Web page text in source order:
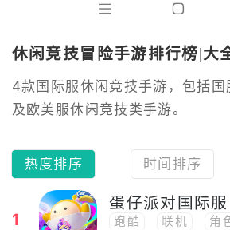
休闲竞技冒险手游排行榜|大
4款国际服休闲竞技手游，包括国
及欧美服休闲竞技类手游。
热度排序 时间排序
1
蛋仔派对国际服
跑酷 联机
角